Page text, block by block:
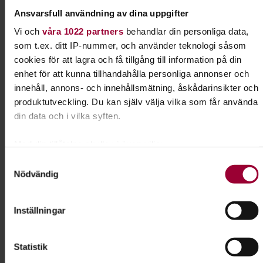
Ansvarsfull användning av dina uppgifter
Vi och våra 1022 partnersbehandlar din personliga data,
som t.ex. ditt IP-nummer, och använder teknologi såsom
cookies för att lagra och få tillgång till information på din
enhet för att kunna tillhandahålla personliga annonser och
innehåll, annons- och innehållsmätning, åskådarinsikter och
produktutveckling. Du kan själv välja vilka som får använda
din data och i vilka syften.
kan ha en noggrannhet på upp till flera meter
Ta reda på mer om hur dina personliga uppgifter behandlas
ändra eller dra tillbaka ditt samtycke när som helst från
Nödvändig
Inställningar
Statistik
Skicka e-post
Dela: Facebook LinkedIn E-mail
Hund & husdjur
Grattis! Det finns massor av roliga saker du kan